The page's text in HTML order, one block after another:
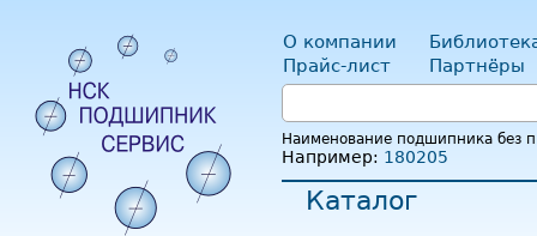
О компании
Прайс-лист
Партнёры
Наименование подшипника без
Например: 180205
Каталог